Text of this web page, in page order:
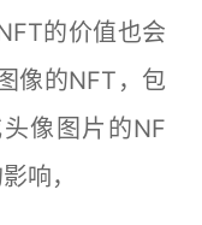
的价值也会
像的NFT，包
像图片的NF
响，